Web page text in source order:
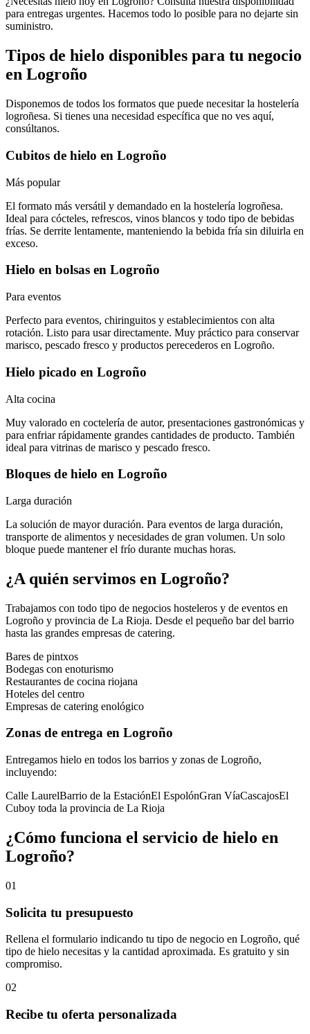
para entregas urgentes. Hacemos todo lo posible para no dejarte sin
suministro.
Tipos de hielo disponibles para tu negocio
en Logroño
Disponemos de todos los formatos que puede necesitar la hostelería
logroñesa. Si tienes una necesidad específica que no ves aquí,
consúltanos.
Cubitos de hielo en Logroño
Más popular
El formato más versátil y demandado en la hostelería logroñesa.
Ideal para cócteles, refrescos, vinos blancos y todo tipo de bebidas
frías. Se derrite lentamente, manteniendo la bebida fría sin diluirla en
exceso.
Hielo en bolsas en Logroño
Para eventos
Perfecto para eventos, chiringuitos y establecimientos con alta
rotación. Listo para usar directamente. Muy práctico para conservar
marisco, pescado fresco y productos perecederos en Logroño.
Hielo picado en Logroño
Alta cocina
Muy valorado en coctelería de autor, presentaciones gastronómicas y
para enfriar rápidamente grandes cantidades de producto. También
ideal para vitrinas de marisco y pescado fresco.
Bloques de hielo en Logroño
Larga duración
La solución de mayor duración. Para eventos de larga duración,
transporte de alimentos y necesidades de gran volumen. Un solo
bloque puede mantener el frío durante muchas horas.
¿A quién servimos en Logroño?
Trabajamos con todo tipo de negocios hosteleros y de eventos en
Logroño y provincia de La Rioja. Desde el pequeño bar del barrio
hasta las grandes empresas de catering.
Bares de pintxos
Bodegas con enoturismo
Restaurantes de cocina riojana
Hoteles del centro
Empresas de catering enológico
Zonas de entrega en Logroño
Entregamos hielo en todos los barrios y zonas de Logroño,
incluyendo:
Calle LaurelBarrio de la EstaciónEl EspolónGran VíaCascajosEl
Cuboy toda la provincia de La Rioja
¿Cómo funciona el servicio de hielo en
Logroño?
01
Solicita tu presupuesto
Rellena el formulario indicando tu tipo de negocio en Logroño, qué
tipo de hielo necesitas y la cantidad aproximada. Es gratuito y sin
compromiso.
02
Recibe tu oferta personalizada